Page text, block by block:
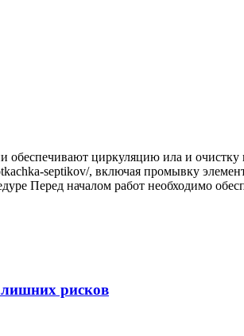
циркуляцию ила и
septikov/, включая промывку
Перед началом работ необходимо
рисков